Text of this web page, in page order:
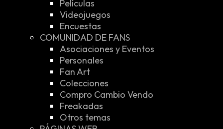
Películas
Videojuegos
Encuestas
COMUNIDAD DE FANS
Asociaciones y Eventos
Personales
Fan Art
Colecciones
Compro Cambio Vendo
Freakadas
Otros temas